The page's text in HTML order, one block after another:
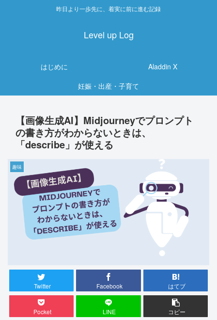
昨日より一歩先に、着実に前に進む記録
Level up Log
はじめに
Aladdin X
妊娠・出産・子育て
【画像生成AI】Midjourneyでプロンプト
の書き方がわからないときは、
「describe」が使える
趣味
Twitter Facebook はてブ
Pocket LINE コピー